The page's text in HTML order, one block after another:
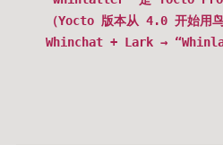
（Yocto 版本从 4.0 开始用
Whinchat + Lark →